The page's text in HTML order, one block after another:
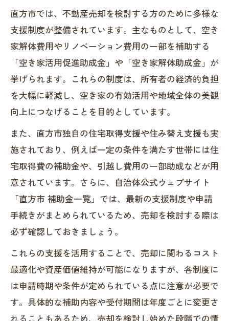
直方市では、不動産売却を検討する方のために多様な
支援制度が整備されています。主なものとして、空き
家解体費用やリノベーション費用の一部を補助する
「空き家活用促進助成金」や「空き家解体助成金」が
挙げられます。これらの制度は、所有者の経済的負担
を大幅に軽減し、空き家の有効活用や地域全体の美観
向上につなげることを目的としています。
また、直方市独自の住宅取得支援や住み替え支援も実
施されており、例えば一定の条件を満たす世帯には住
宅取得費の補助金や、引越し費用の一部助成などが用
意されています。さらに、自治体公式ウェブサイト
「直方市 補助金一覧」では、最新の支援制度や申請
手続きがまとめられているため、売却を検討する際は
必ず確認しておきましょう。
これらの支援を活用することで、売却に関わるコスト
最適化や資産価値維持が可能になりますが、各制度に
は申請時期や条件が定められている点に注意が必要で
す。具体的な補助内容や受付期間は年度ごとに変更さ
れることもあるため、売却を検討し始めた段階での情